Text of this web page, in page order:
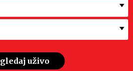
gledaj uživo